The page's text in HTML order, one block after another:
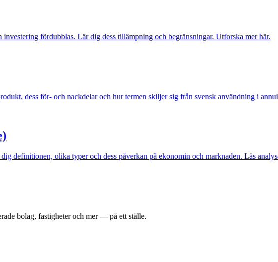
fördubblas. Lär dig dess tillämpning och begränsningar. Utforska mer här.
dess för- och nackdelar och hur termen skiljer sig från svensk användning i
definitionen, olika typer och dess påverkan på ekonomin och marknaden. Läs
bolag, fastigheter och mer — på ett ställe.